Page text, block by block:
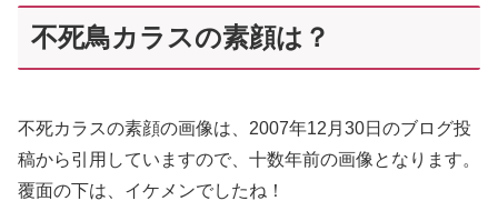
不死鳥カラスの素顔は？
不死カラスの素顔の画像は、2007年12月30日のブログ投
稿から引用していますので、十数年前の画像となります。
覆面の下は、イケメンでしたね！